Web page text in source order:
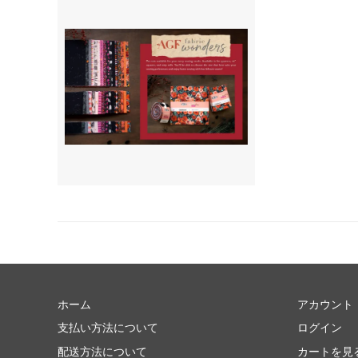
ホーム
支払い方法について
配送方法について
アカウント
ログイン
カートを見